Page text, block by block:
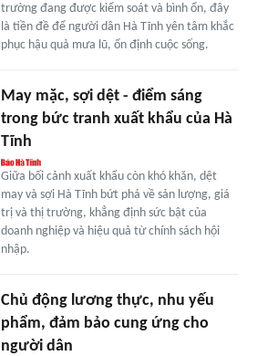
trường đang được kiểm soát và bình ổn, đây
là tiền đề để người dân Hà Tĩnh yên tâm khắc
phục hậu quả mưa lũ, ổn định cuộc sống.
May mặc, sợi dệt - điểm sáng
trong bức tranh xuất khẩu của Hà
Tĩnh
Giữa bối cảnh xuất khẩu còn khó khăn, dệt
may và sợi Hà Tĩnh bứt phá về sản lượng, giá
trị và thị trường, khẳng định sức bật của
doanh nghiệp và hiệu quả từ chính sách hội
nhập.
Chủ động lương thực, nhu yếu
phẩm, đảm bảo cung ứng cho
người dân